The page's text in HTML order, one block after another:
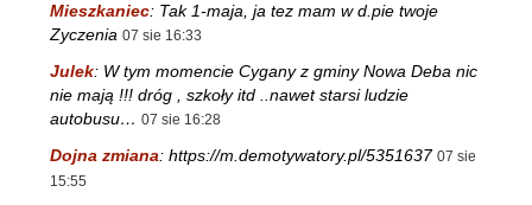
Mieszkaniec: Tak 1-maja, ja tez mam w d.pie twoje
Zyczenia 07 sie 16:33
Julek: W tym momencie Cygany z gminy Nowa Deba nic
nie mają !!! dróg , szkoły itd ..nawet starsi ludzie
autobusu… 07 sie 16:28
Dojna zmiana: https://m.demotywatory.pl/5351637 07 sie
15:55